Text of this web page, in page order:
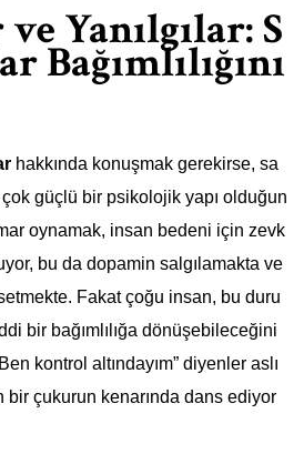
Yanılgılar: S
Bağımlılığını
hakkında konuşmak gerekirse, sa
güçlü bir psikolojik yapı olduğun
oynamak, insan bedeni için zevk
bu da dopamin salgılamakta ve
Fakat çoğu insan, bu duru
bir bağımlılığa dönüşebileceğini
kontrol altındayım” diyenler aslı
çukurun kenarında dans ediyor